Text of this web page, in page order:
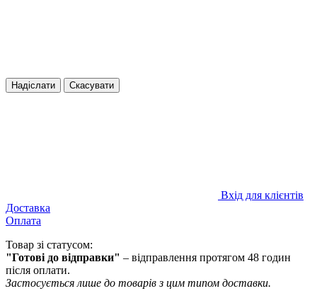
Надіслати Скасувати
Вхід для клієнтів
Доставка
Оплата
Товар зі статусом:
"Готові до відправки" – відправлення протягом 48 годин
після оплати.
Застосується лише до товарів з цим типом доставки.